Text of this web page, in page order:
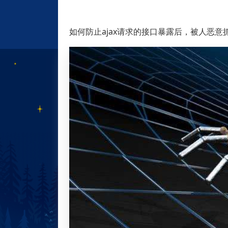
如何防止ajax请求的接口暴露后，被人恶意